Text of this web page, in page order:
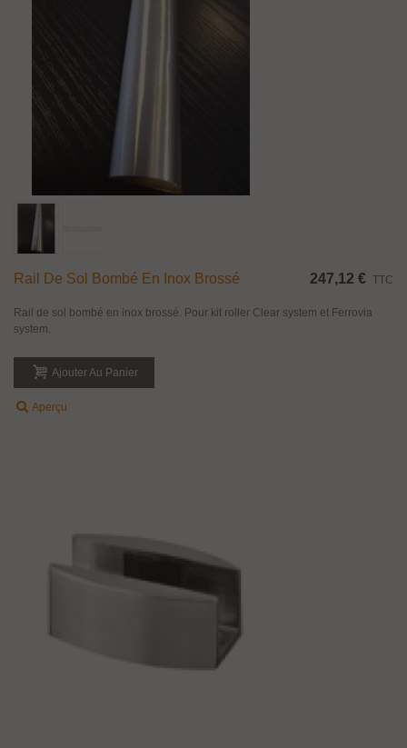
Rail De Sol Bombé En Inox Brossé 247,12 € TTC
Rail de sol bombé en inox brossé. Pour kit roller Clear system et Ferrovia
system.
Ajouter Au Panier
Aperçu